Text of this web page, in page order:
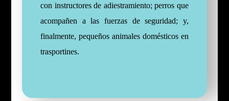
con instructores de adiestramiento; perros que
acompañen a las fuerzas de seguridad; y,
finalmente, pequeños animales domésticos en
trasportines.